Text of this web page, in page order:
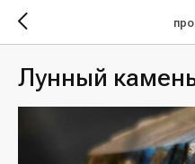
Лунный